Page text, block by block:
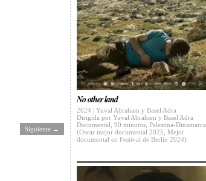
Siguiente →
No other land
2024 | Yuval Abraham y Basel Adra
Dirigida por Yuval Abraham y Basel Adra
Documental, 90 minutos, Palestina-Dinamarca
(Oscar mejor documental 2025, Mejor
documental en Festival de Berlin 2024)